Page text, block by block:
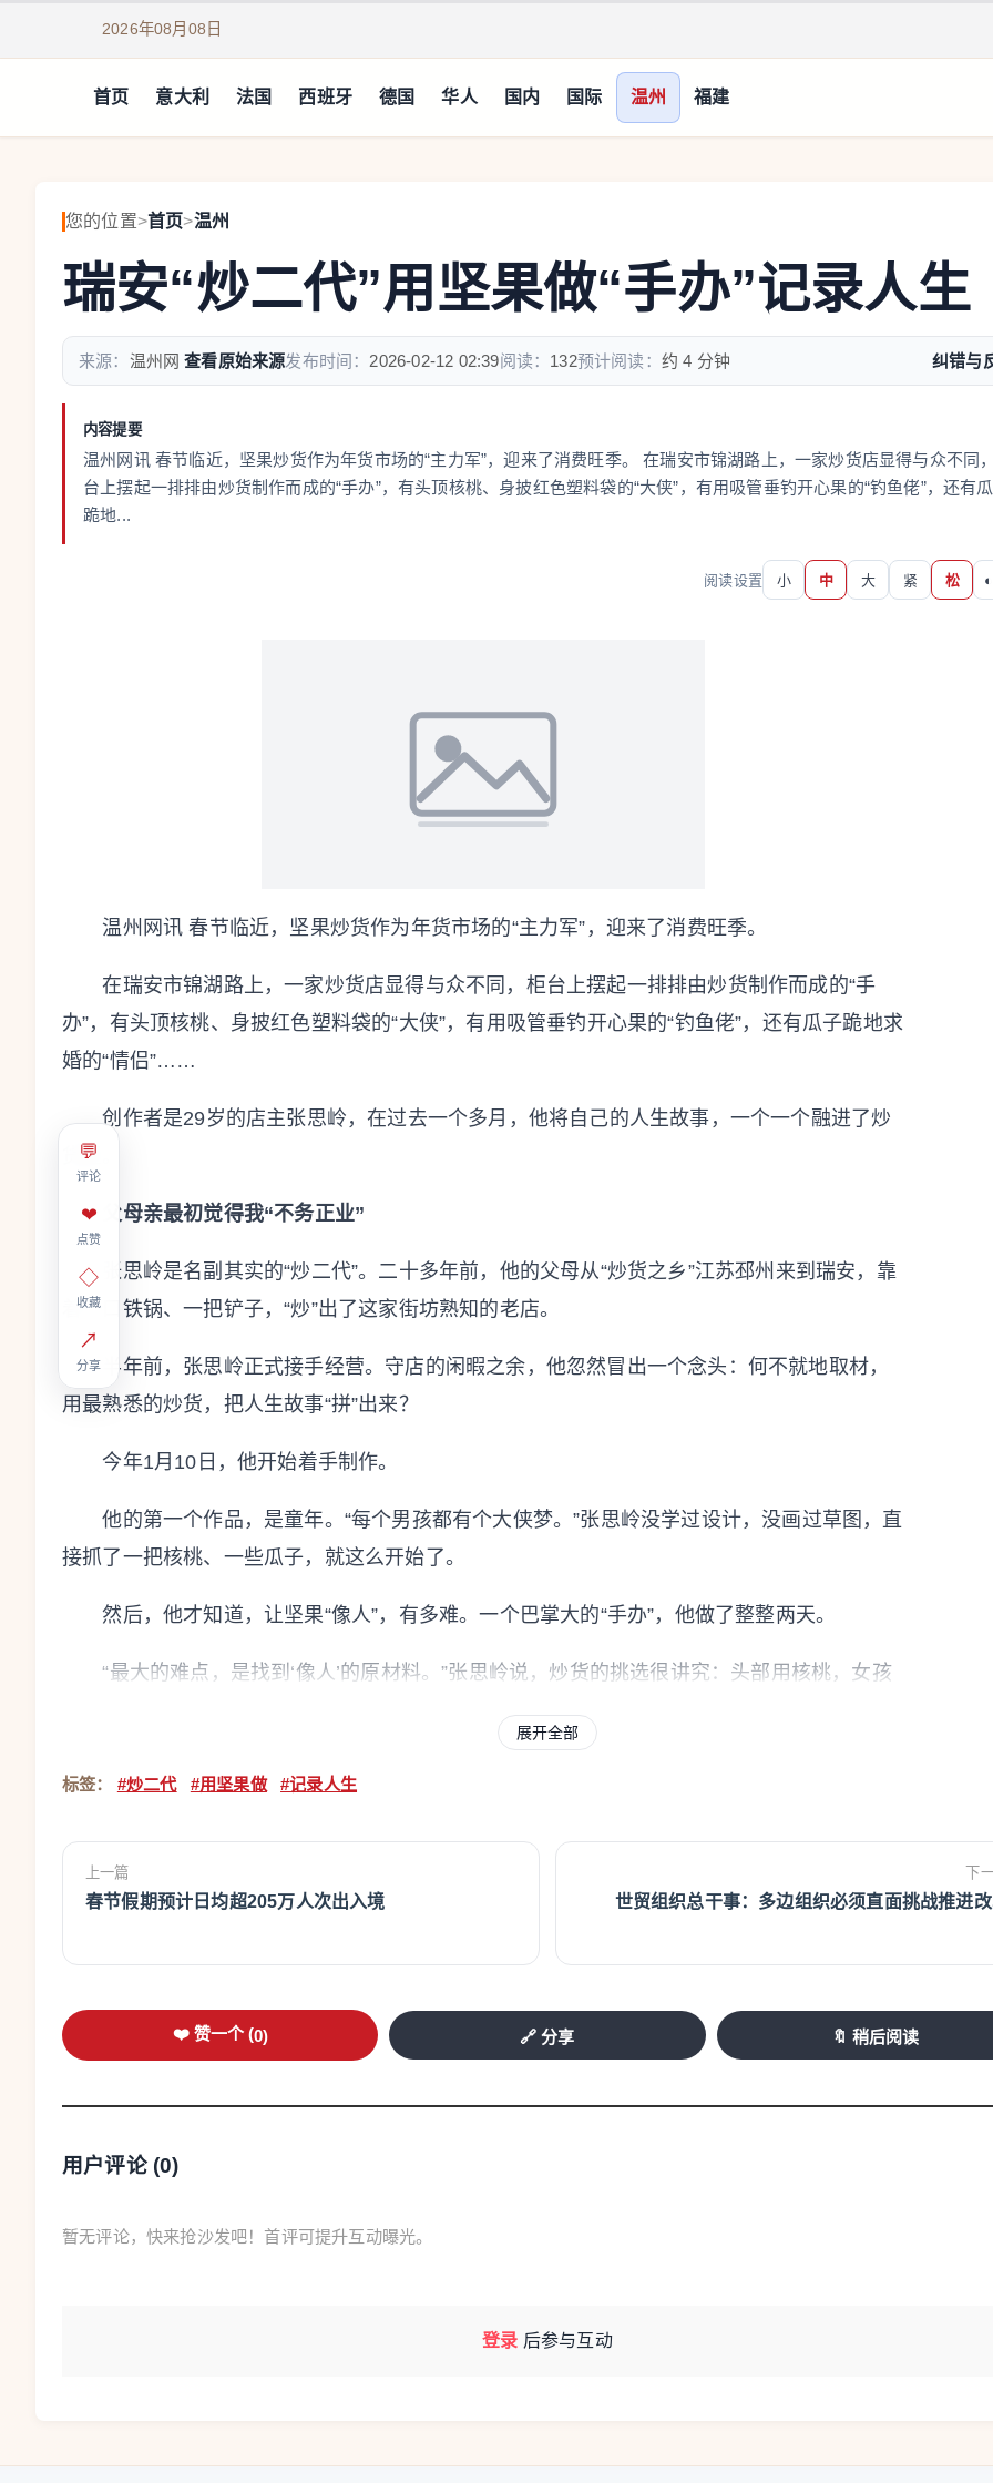
2026年08月08日
首页 意大利 法国 西班牙 德国 华人 国内 国际 温州 福建
您的位置>首页>温州
瑞安“炒二代”用坚果做“手办”记录人生
来源： 温州网 查看原始来源发布时间： 2026-02-12 02:39阅读： 132预计阅读： 约 4 分钟 纠错与
内容提要
温州网讯 春节临近，坚果炒货作为年货市场的“主力军”，迎来了消费旺季。 在瑞安市锦湖路上，一家炒货店显得与众不同
台上摆起一排排由炒货制作而成的“手办”，有头顶核桃、身披红色塑料袋的“大侠”，有用吸管垂钓开心果的“钓鱼佬”，还有
跪地...
阅读设置 小 中 大 紧 松 ◐
💬
评论
❤
点赞
◇
收藏
↗
分享
温州网讯 春节临近，坚果炒货作为年货市场的“主力军”，迎来了消费旺季。
在瑞安市锦湖路上，一家炒货店显得与众不同，柜台上摆起一排排由炒货制作而成的“手
办”，有头顶核桃、身披红色塑料袋的“大侠”，有用吸管垂钓开心果的“钓鱼佬”，还有瓜子跪地求
婚的“情侣”……
创作者是29岁的店主张思岭，在过去一个多月，他将自己的人生故事，一个一个融进了炒
货里。
父母亲最初觉得我“不务正业”
张思岭是名副其实的“炒二代”。二十多年前，他的父母从“炒货之乡”江苏邳州来到瑞安，靠
着一口铁锅、一把铲子，“炒”出了这家街坊熟知的老店。
半年前，张思岭正式接手经营。守店的闲暇之余，他忽然冒出一个念头：何不就地取材，
用最熟悉的炒货，把人生故事“拼”出来？
今年1月10日，他开始着手制作。
他的第一个作品，是童年。“每个男孩都有个大侠梦。”张思岭没学过设计，没画过草图，直
接抓了一把核桃、一些瓜子，就这么开始了。
然后，他才知道，让坚果“像人”，有多难。一个巴掌大的“手办”，他做了整整两天。
“最大的难点，是找到‘像人’的原材料。”张思岭说，炒货的挑选很讲究：头部用核桃，女孩
选浅色白核桃，男孩则用深色核桃；四肢多用细长的瓜子壳拼接，脚部则用松子。“合适的原材
料非常难找，比如普通瓜子两头尖、中间鼓，做出来的胳膊、腿就很僵硬，不协调。”
选。“这些挑出来的炒货没法再卖了，最后基本都进了我自己的肚子。”他笑着说，“所以，父母
每次看到我做手办，都觉得我是在浪费粮食、不务正业。”
展开全部
标签： #炒二代 #用坚果做 #记录人生
上一篇
春节假期预计日均超205万人次出入境
下
世贸组织总干事：多边组织必须直面挑战推进
❤️ 赞一个 (0) 🔗 分享 🔖 稍后阅读
用户评论 (0)
暂无评论，快来抢沙发吧！首评可提升互动曝光。
登录 后参与互动